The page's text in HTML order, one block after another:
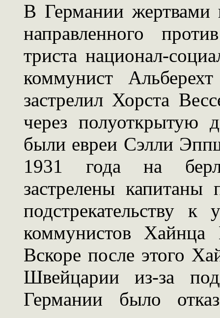
В Германии жертвами
направленного
триста национал-
коммунист
застрелил Хорста
через полуоткрытую
были евреи Сэлли
1931 года на
застрелены
подстрекательству к
коммунистов Хайнца
Вскоре после этого
Швейцарии из-за
Германии было